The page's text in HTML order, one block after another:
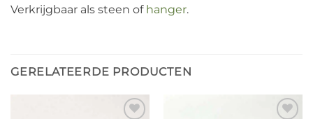
Verkrijgbaar als steen of hanger.
GERELATEERDE PRODUCTEN